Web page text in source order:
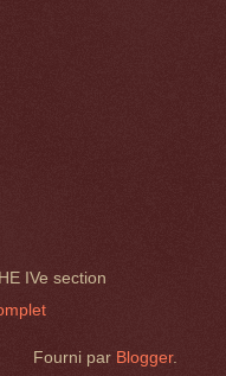
IVe section
Fourni par Blogger.